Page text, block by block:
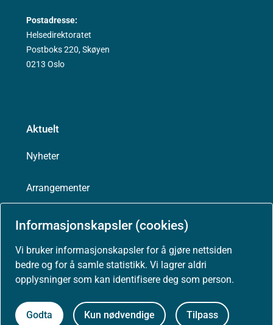
Informasjonskapsler (cookies)
Vi bruker informasjonskapsler for å gjøre nettsiden
bedre og for å samle statistikk. Vi lagrer aldri
opplysninger som kan identifisere deg som person.
Godta Kun nødvendige Tilpass
Postadresse:
Helsedirektoratet
Postboks 220, Skøyen
0213 Oslo
Aktuelt
Nyheter
Arrangementer
Høringer
Presse
Om nettstedet